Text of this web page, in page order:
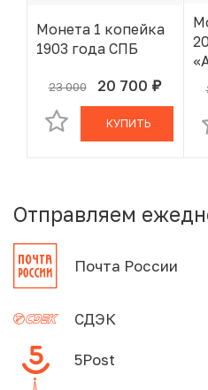
Монета 1 копейка
1903 года СПБ
23 000 20 700 руб.
В КОРЗИНЕ
КУПИТЬ
Отправляем
Почта России
СДЭК
5Post